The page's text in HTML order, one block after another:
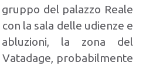
del palazzo Reale
la sala delle udienze e
la zona del
probabilmente